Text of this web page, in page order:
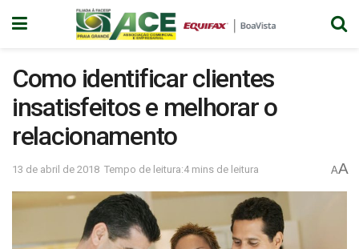
Como identificar clientes
insatisfeitos e melhorar o
relacionamento
13 de abril de 2018 Tempo de leitura:4 mins de leitura AA